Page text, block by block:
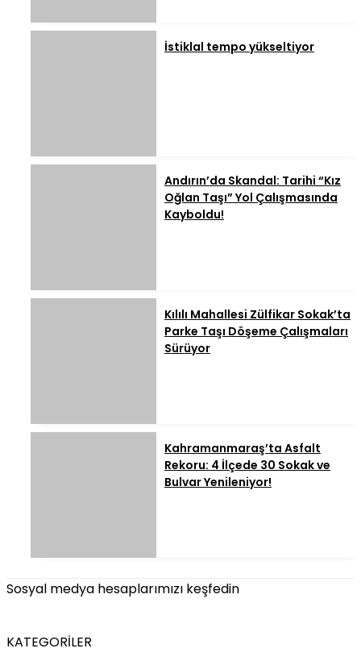
İstiklal tempo yükseltiyor
Andırın’da Skandal: Tarihi “Kız
Oğlan Taşı” Yol Çalışmasında
Kayboldu!
Kılılı Mahallesi Zülfikar Sokak’ta
Parke Taşı Döşeme Çalışmaları
Sürüyor
Kahramanmaraş’ta Asfalt
Rekoru: 4 İlçede 30 Sokak ve
Bulvar Yenileniyor!
Sosyal medya hesaplarımızı keşfedin
KATEGORİLER